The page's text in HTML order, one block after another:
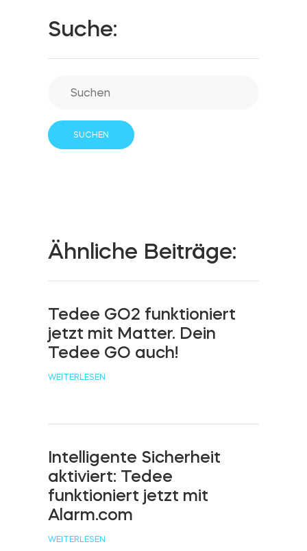
Tedee Bridge
Door Sensor
Adapter
Heim-Zugang
BleBox Smart Relais Modul
Suche:
Ähnliche Beiträge:
Tedee GO2 funktioniert
jetzt mit Matter. Dein
Tedee GO auch!
WEITERLESEN
Intelligente Sicherheit
aktiviert: Tedee
funktioniert jetzt mit
Alarm.com
WEITERLESEN